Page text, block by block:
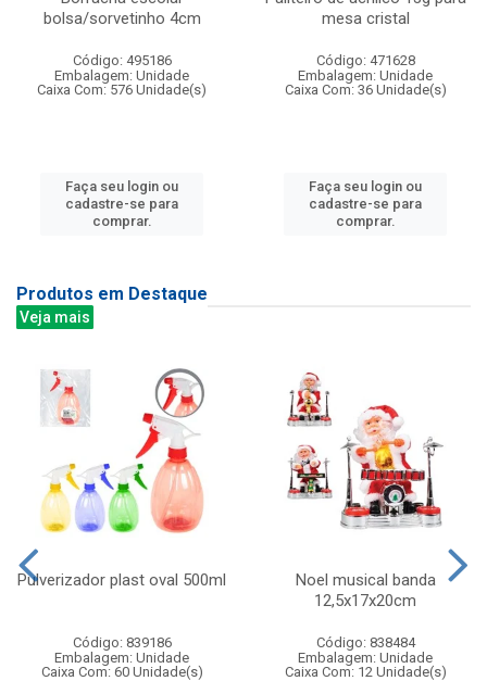
bolsa/sorvetinho 4cm
Código: 495186
Embalagem: Unidade
Caixa Com: 576 Unidade(s)
Faça seu login ou
cadastre-se para
comprar.
mesa cristal
Código: 471628
Embalagem: Unidade
Caixa Com: 36 Unidade(s)
Faça seu login ou
cadastre-se para
comprar.
Produtos em Destaque
Veja mais
Pulverizador plast oval 500ml
Código: 839186
Embalagem: Unidade
Caixa Com: 60 Unidade(s)
Noel musical banda
12,5x17x20cm
Código: 838484
Embalagem: Unidade
Caixa Com: 12 Unidade(s)